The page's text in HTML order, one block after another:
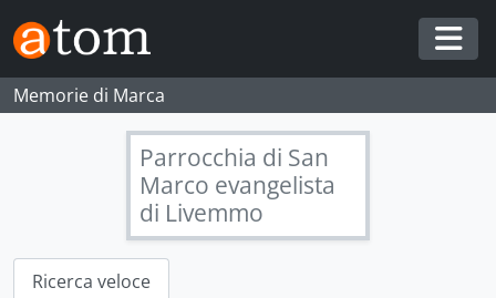
Skip to main content
Memorie di Marca
Parrocchia di San
Marco evangelista
di Livemmo
Ricerca veloce